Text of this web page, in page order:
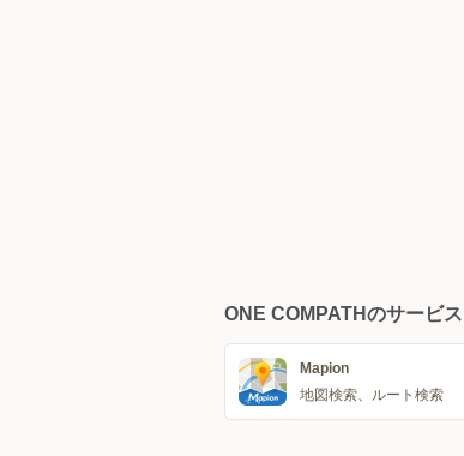
ONE COMPATHのサービス
Mapion
地図検索、ルート検索